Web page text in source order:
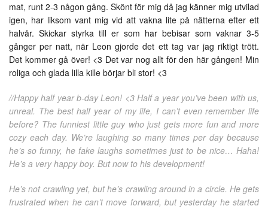
mat, runt 2-3 någon gång. Skönt för mig då jag känner mig utvilad
igen, har liksom vant mig vid att vakna lite på nätterna efter ett
halvår. Skickar styrka till er som har bebisar som vaknar 3-5
gånger per natt, när Leon gjorde det ett tag var jag riktigt trött.
Det kommer gå över! <3 Det var nog allt för den här gången! Min
roliga och glada lilla kille börjar bli stor! <3
//Happy half year b-day Leon! <3 Half a year you’ve been with us,
unreal. The best half year of my life, I can’t even remember life
before? The funniest little guy who just gets more fun and more
cozy each day. We’re laughing so many times per day because
he’s so funny, he fake laughs sometimes just to be nice… Haha!
He’s a very happy boy. But now to his development!
He’s not crawling yet, but he’s crawling around in a circle. He gets
frustrated when he can’t move forward, but yesterday he started